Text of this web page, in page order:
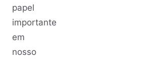
papel
importante
em
nosso